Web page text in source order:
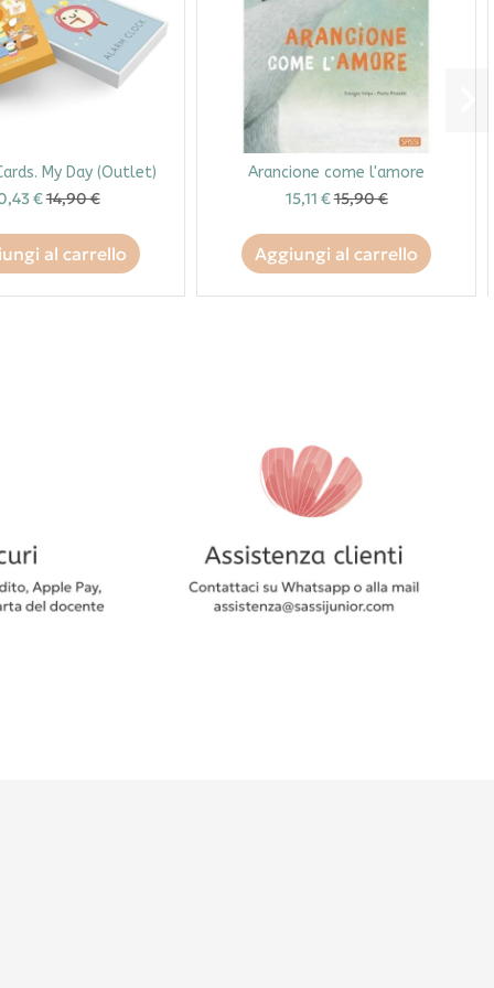
My Day (Outlet)
€14,90 €
al carrello
Arancione come l'amore
15,11 €15,90 €
Aggiungi al carrello